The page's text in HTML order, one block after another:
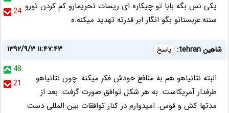
24 یکی نس بگه بابا تو چیکاره ای ریسات تحریمارو کم کردن تورو
سننه.عربستانو بگو انگار ابر قدرته تهدید میکنه.ه
شاهین tehran: پاسخ
۱۳۹۲/۹/۳ ۱۱:۴۷:۴۳
48
21
البته نتانیاهو هم به منافع خودش فکر میکنه. چون نتانیاهو
طرفدار آمریکاست. به هر شکل توافق صورت گرفت. بعد از
مدتها کش و قوس. امیدوارم در کنار توافقات بین المللی دست